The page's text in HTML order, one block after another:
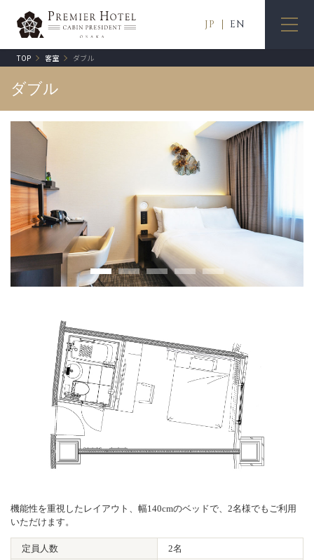
JP EN
TOP 客室 ダブル
ダブル
機能性を重視したレイアウト、幅140cmのベッドで、2名様でもご利用
いただけます。
定員人数
2名